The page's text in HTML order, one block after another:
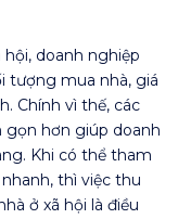
doanh nghiệp
tượng mua nhà, giá
Chính vì thế, các
gọn hơn giúp doanh
Khi có thể tham
thì việc thu
ở xã hội là điều